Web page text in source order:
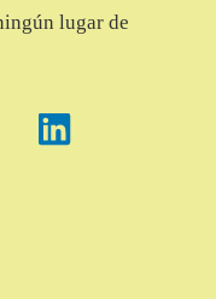
lugar de